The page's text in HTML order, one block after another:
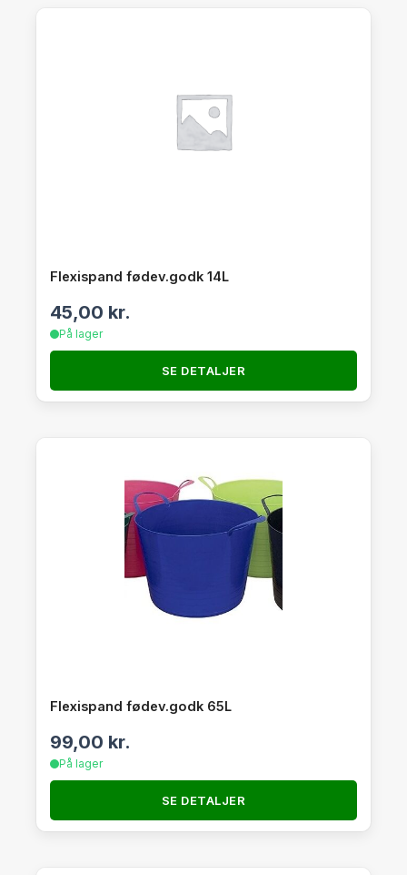
Flexispand fødev.godk 14L
45,00 kr.
På lager
SE DETALJER
Flexispand fødev.godk 65L
99,00 kr.
På lager
SE DETALJER